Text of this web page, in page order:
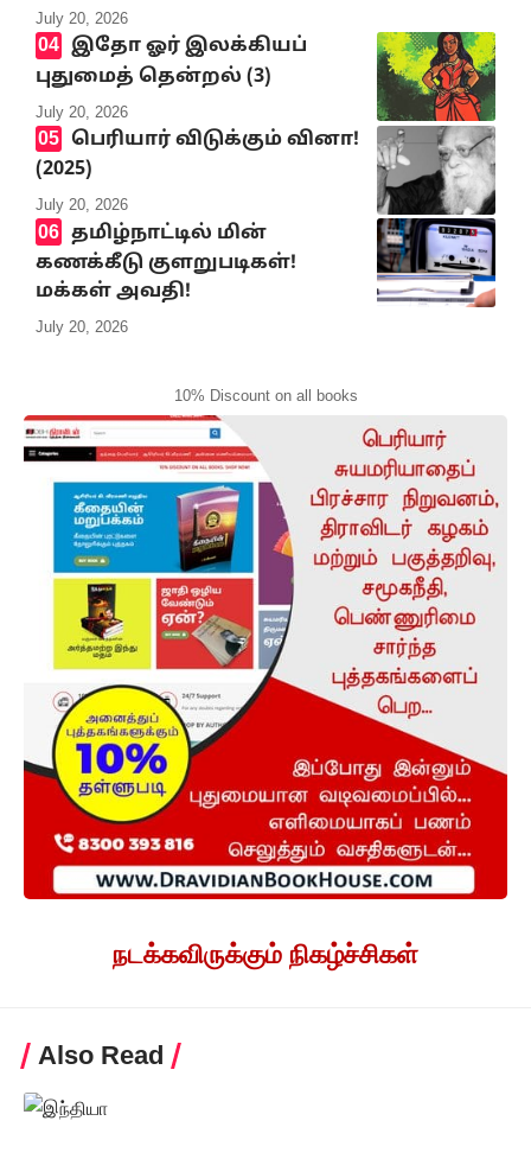
July 20, 2026
இதோ ஓர் இலக்கியப்
புதுமைத் தென்றல் (3)
July 20, 2026
பெரியார் விடுக்கும் வினா!
(2025)
July 20, 2026
தமிழ்நாட்டில் மின்
கணக்கீடு குளறுபடிகள்!
மக்கள் அவதி!
July 20, 2026
10% Discount on all books
நடக்கவிருக்கும் நிகழ்ச்சிகள்
Also Read